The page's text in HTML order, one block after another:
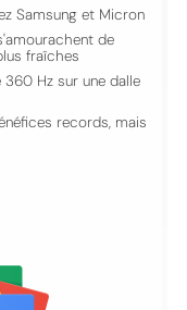
Samsung et Micron
de
fraîches
360 Hz sur une dalle
records, mais